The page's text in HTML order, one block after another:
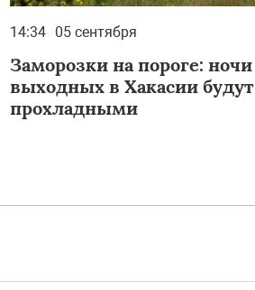
14:34 05 сентября
Заморозки на пороге:
выходных в Хакасии будут
прохладными